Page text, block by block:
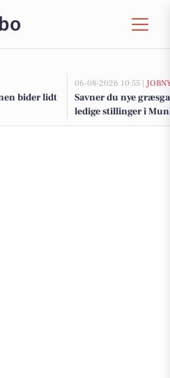
bider lidt
06-08-2026 10:55 |
Savner du nye
ledige stillinger i
på rehabiliteringscenter i Kerteminde